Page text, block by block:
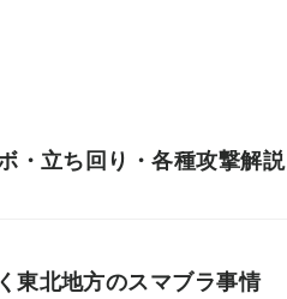
・立ち回り・各種攻撃解説
東北地方のスマブラ事情